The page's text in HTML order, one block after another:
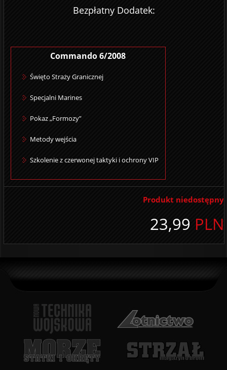
Bezpłatny Dodatek:
Commando 6/2008
Święto Straży Granicznej
Specjalni Marines
Pokaz „Formozy”
Metody wejścia
Szkolenie z czerwonej taktyki i ochrony VIP
Produkt niedostępny
23,99 PLN